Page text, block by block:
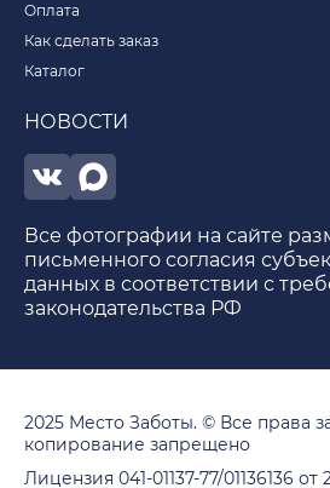
Оплата
Как сделать заказ
Каталог
НОВОСТИ
Все фотографии на сайте
письменного согласия
данных в соответствии с
законодательства РФ
2025 Место Заботы. © Все права
копирование запрещено
Лицензия 041-01137-77/01136136 от